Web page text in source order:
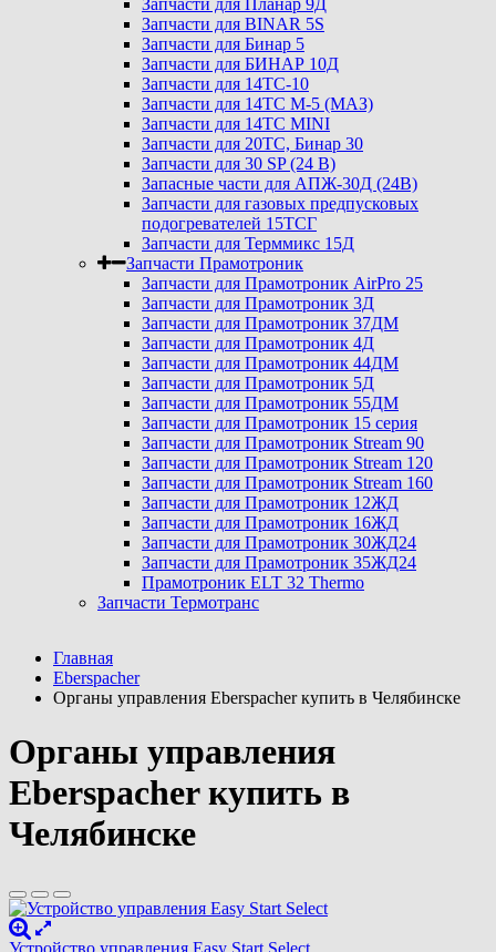
Запчасти для Планар 9Д
Запчасти для BINAR 5S
Запчасти для Бинар 5
Запчасти для БИНАР 10Д
Запчасти для 14ТС-10
Запчасти для 14ТС М-5 (МАЗ)
Запчасти для 14ТС MINI
Запчасти для 20ТС, Бинар 30
Запчасти для 30 SP (24 В)
Запасные части для АПЖ-30Д (24В)
Запчасти для газовых предпусковых
подогревателей 15ТСГ
Запчасти для Терммикс 15Д
Запчасти Прамотроник
Запчасти для Прамотроник AirPro 25
Запчасти для Прамотроник 3Д
Запчасти для Прамотроник 37ДМ
Запчасти для Прамотроник 4Д
Запчасти для Прамотроник 44ДМ
Запчасти для Прамотроник 5Д
Запчасти для Прамотроник 55ДМ
Запчасти для Прамотроник 15 серия
Запчасти для Прамотроник Stream 90
Запчасти для Прамотроник Stream 120
Запчасти для Прамотроник Stream 160
Запчасти для Прамотроник 12ЖД
Запчасти для Прамотроник 16ЖД
Запчасти для Прамотроник 30ЖД24
Запчасти для Прамотроник 35ЖД24
Прамотроник ELT 32 Thermo
Запчасти Термотранс
Главная
Eberspacher
Органы управления Eberspacher купить в Челябинске
Органы управления
Eberspacher купить в
Челябинске
Устройство управления Easy Start Select